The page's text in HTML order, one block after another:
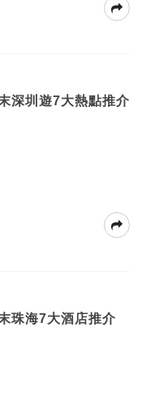
深圳遊7大熱點推介
珠海7大酒店推介